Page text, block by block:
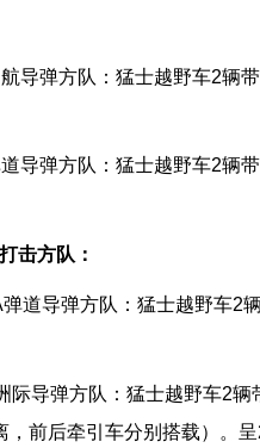
航导弹方队：猛士越野车2辆
道导弹方队：猛士越野车2辆
击方队：
弹道导弹方队：猛士越野车2
际导弹方队：猛士越野车2
前后牵引车分别搭载）。呈